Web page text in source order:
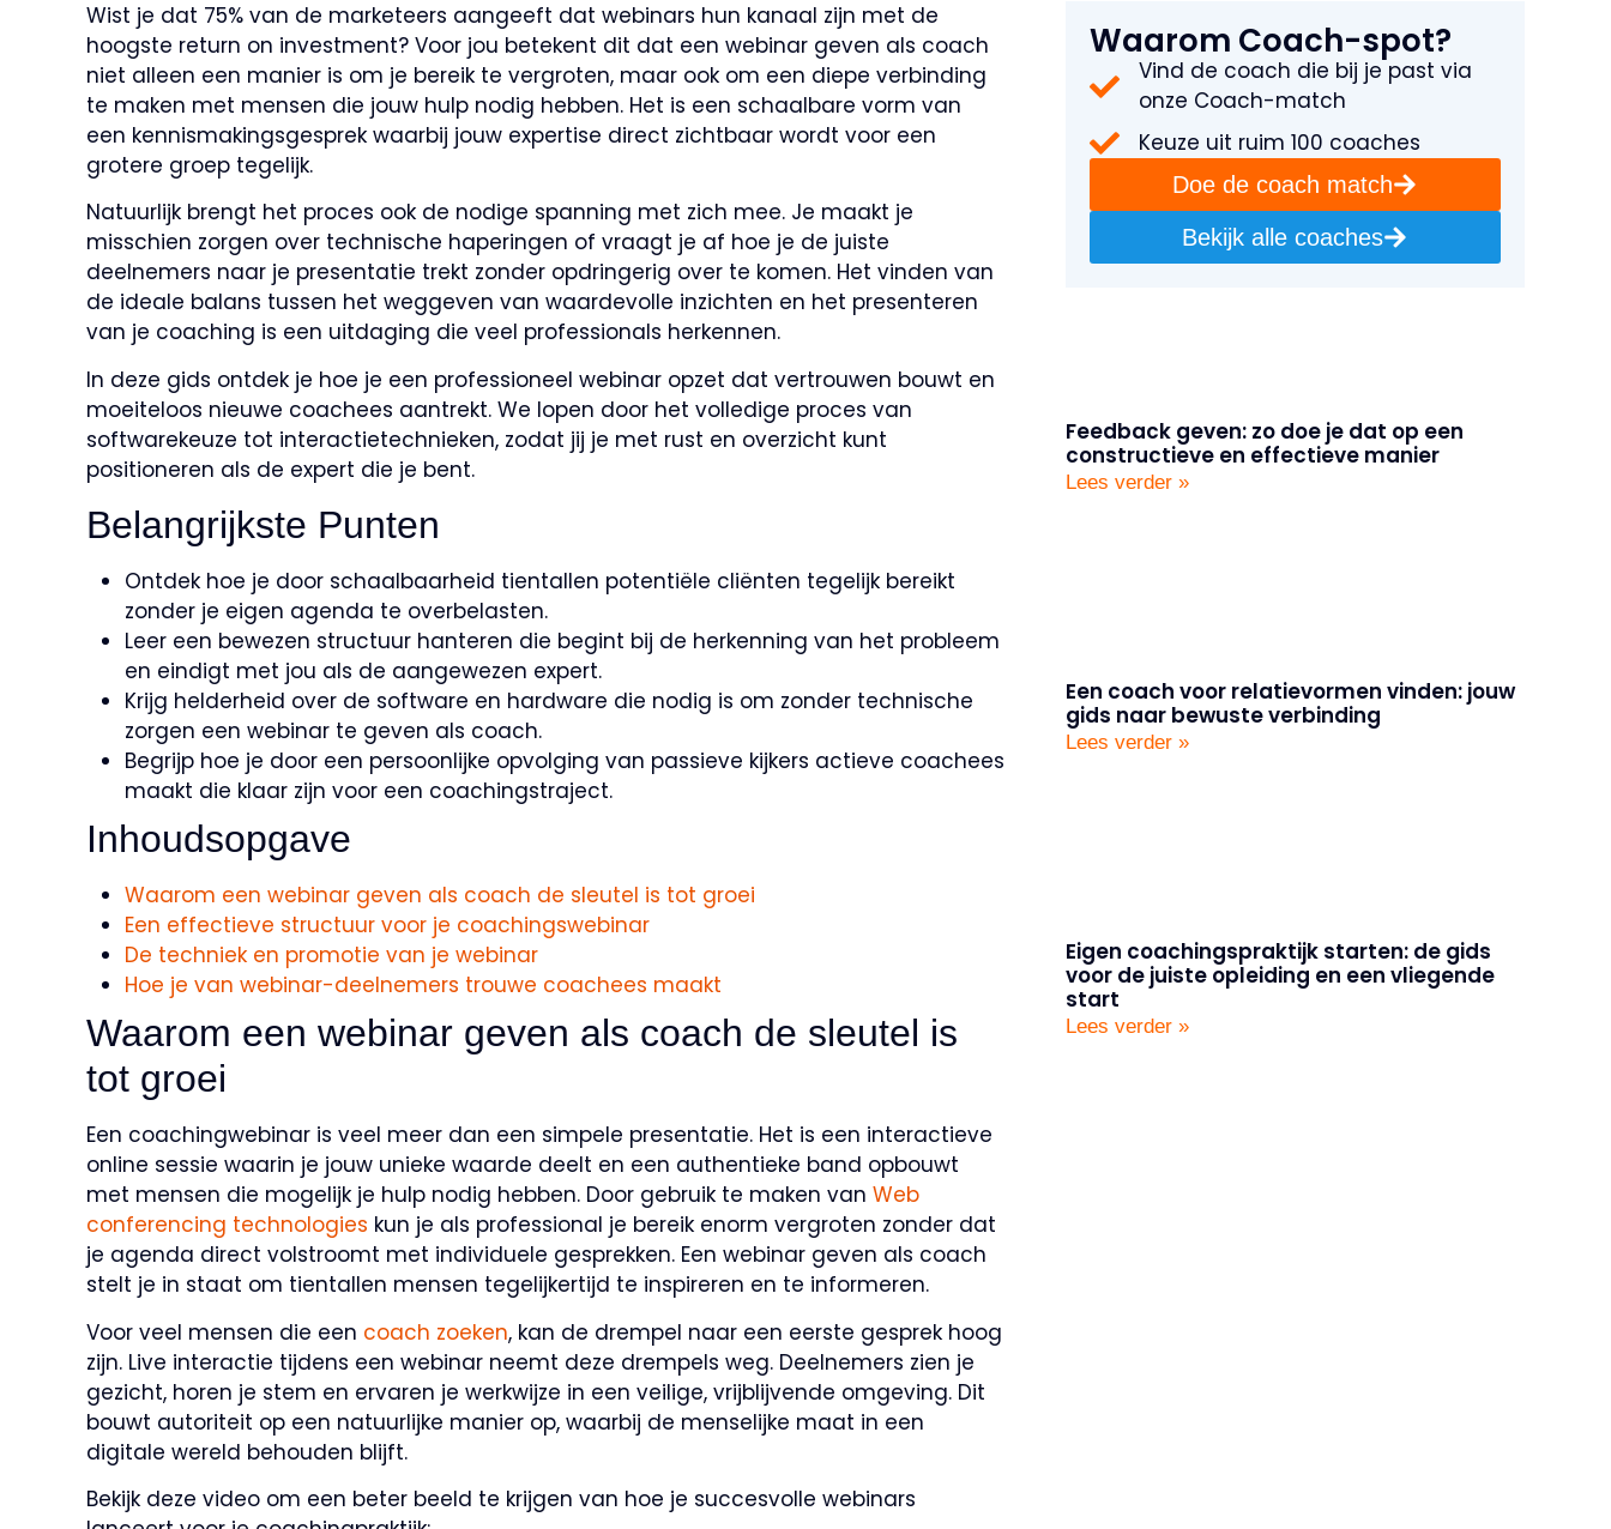
Wist je dat 75% van de marketeers aangeeft dat webinars hun kanaal zijn met de
hoogste return on investment? Voor jou betekent dit dat een webinar geven als coach
niet alleen een manier is om je bereik te vergroten, maar ook om een diepe verbinding
te maken met mensen die jouw hulp nodig hebben. Het is een schaalbare vorm van
een kennismakingsgesprek waarbij jouw expertise direct zichtbaar wordt voor een
grotere groep tegelijk.
Natuurlijk brengt het proces ook de nodige spanning met zich mee. Je maakt je
misschien zorgen over technische haperingen of vraagt je af hoe je de juiste
deelnemers naar je presentatie trekt zonder opdringerig over te komen. Het vinden van
de ideale balans tussen het weggeven van waardevolle inzichten en het presenteren
van je coaching is een uitdaging die veel professionals herkennen.
In deze gids ontdek je hoe je een professioneel webinar opzet dat vertrouwen bouwt en
moeiteloos nieuwe coachees aantrekt. We lopen door het volledige proces van
softwarekeuze tot interactietechnieken, zodat jij je met rust en overzicht kunt
positioneren als de expert die je bent.
Belangrijkste Punten
Ontdek hoe je door schaalbaarheid tientallen potentiële cliënten tegelijk bereikt
zonder je eigen agenda te overbelasten.
Leer een bewezen structuur hanteren die begint bij de herkenning van het probleem
en eindigt met jou als de aangewezen expert.
Krijg helderheid over de software en hardware die nodig is om zonder technische
zorgen een webinar te geven als coach.
Begrijp hoe je door een persoonlijke opvolging van passieve kijkers actieve coachees
maakt die klaar zijn voor een coachingstraject.
Inhoudsopgave
Waarom een webinar geven als coach de sleutel is tot groei
Een effectieve structuur voor je coachingswebinar
De techniek en promotie van je webinar
Hoe je van webinar-deelnemers trouwe coachees maakt
Waarom een webinar geven als coach de sleutel is
tot groei
Een coachingwebinar is veel meer dan een simpele presentatie. Het is een interactieve
online sessie waarin je jouw unieke waarde deelt en een authentieke band opbouwt
met mensen die mogelijk je hulp nodig hebben. Door gebruik te maken van Web
conferencing technologies kun je als professional je bereik enorm vergroten zonder dat
je agenda direct volstroomt met individuele gesprekken. Een webinar geven als coach
stelt je in staat om tientallen mensen tegelijkertijd te inspireren en te informeren.
Voor veel mensen die een coach zoeken, kan de drempel naar een eerste gesprek hoog
zijn. Live interactie tijdens een webinar neemt deze drempels weg. Deelnemers zien je
gezicht, horen je stem en ervaren je werkwijze in een veilige, vrijblijvende omgeving. Dit
bouwt autoriteit op een natuurlijke manier op, waarbij de menselijke maat in een
digitale wereld behouden blijft.
Bekijk deze video om een beter beeld te krijgen van hoe je succesvolle webinars
Waarom Coach-spot?
Vind de coach die bij je past via
onze Coach-match
Keuze uit ruim 100 coaches
Doe de coach match
Bekijk alle coaches
Feedback geven: zo doe je dat op een
constructieve en effectieve manier
Lees verder »
Een coach voor relatievormen vinden: jouw
gids naar bewuste verbinding
Lees verder »
Eigen coachingspraktijk starten: de gids
voor de juiste opleiding en een vliegende
start
Lees verder »